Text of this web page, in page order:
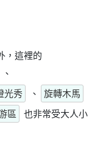
，這裡的
、
光秀 、
旋轉木馬
區
也非常受大人小